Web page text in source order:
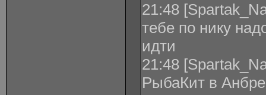
21:48
тебе по нику
идти
21:48
РыбаКит в